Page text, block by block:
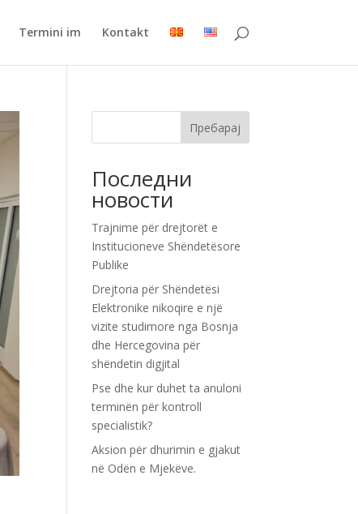
Termini im Kontakt
Пребарај
Последни
новости
Trajnime për drejtorët e
Institucioneve Shëndetësore
Publike
Drejtoria për Shëndetësi
Elektronike nikoqire e një
vizite studimore nga Bosnja
dhe Hercegovina për
shëndetin digjital
Pse dhe kur duhet ta anuloni
terminën për kontroll
specialistik?
Aksion për dhurimin e gjakut
në Odën e Mjekëve.